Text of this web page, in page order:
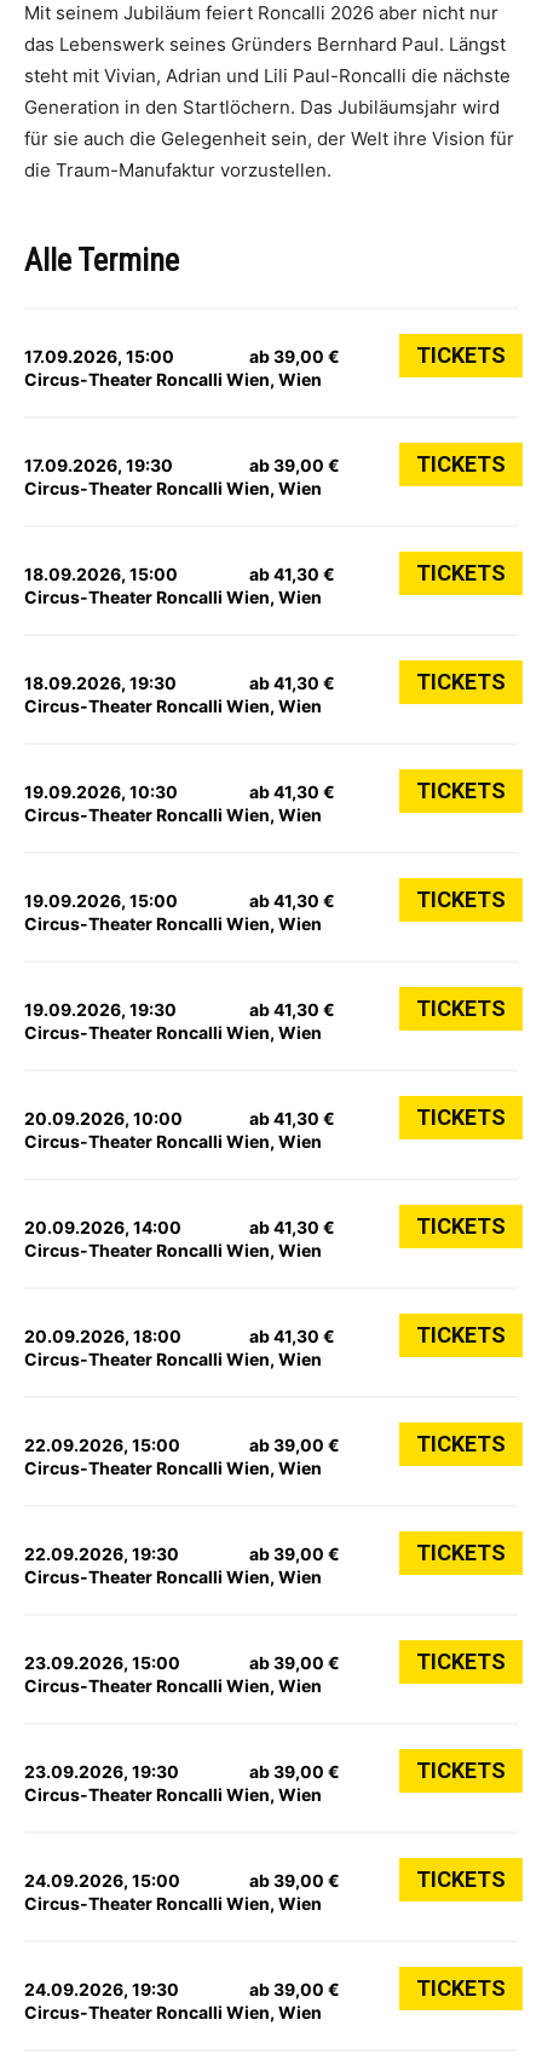
Mit seinem Jubiläum feiert Roncalli 2026 aber nicht nur
das Lebenswerk seines Gründers Bernhard Paul. Längst
steht mit Vivian, Adrian und Lili Paul-Roncalli die nächste
Generation in den Startlöchern. Das Jubiläumsjahr wird
für sie auch die Gelegenheit sein, der Welt ihre Vision für
die Traum-Manufaktur vorzustellen.
Alle Termine
17.09.2026, 15:00
Circus-Theater Roncalli Wien, Wien
ab 39,00 € TICKETS
17.09.2026, 19:30
Circus-Theater Roncalli Wien, Wien
ab 39,00 € TICKETS
18.09.2026, 15:00
Circus-Theater Roncalli Wien, Wien
ab 41,30 € TICKETS
18.09.2026, 19:30
Circus-Theater Roncalli Wien, Wien
ab 41,30 € TICKETS
19.09.2026, 10:30
Circus-Theater Roncalli Wien, Wien
ab 41,30 € TICKETS
19.09.2026, 15:00
Circus-Theater Roncalli Wien, Wien
ab 41,30 € TICKETS
19.09.2026, 19:30
Circus-Theater Roncalli Wien, Wien
ab 41,30 € TICKETS
20.09.2026, 10:00
Circus-Theater Roncalli Wien, Wien
ab 41,30 € TICKETS
20.09.2026, 14:00
Circus-Theater Roncalli Wien, Wien
ab 41,30 € TICKETS
20.09.2026, 18:00
Circus-Theater Roncalli Wien, Wien
ab 41,30 € TICKETS
22.09.2026, 15:00
Circus-Theater Roncalli Wien, Wien
ab 39,00 € TICKETS
22.09.2026, 19:30
Circus-Theater Roncalli Wien, Wien
ab 39,00 € TICKETS
23.09.2026, 15:00
Circus-Theater Roncalli Wien, Wien
ab 39,00 € TICKETS
23.09.2026, 19:30
Circus-Theater Roncalli Wien, Wien
ab 39,00 € TICKETS
24.09.2026, 15:00
Circus-Theater Roncalli Wien, Wien
ab 39,00 € TICKETS
24.09.2026, 19:30
Circus-Theater Roncalli Wien, Wien
ab 39,00 € TICKETS